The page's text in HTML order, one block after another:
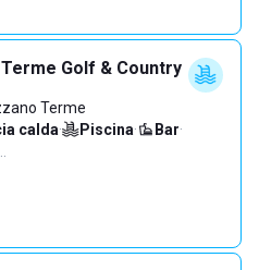
Golf & Country
Terme
calda· Piscina· Bar·